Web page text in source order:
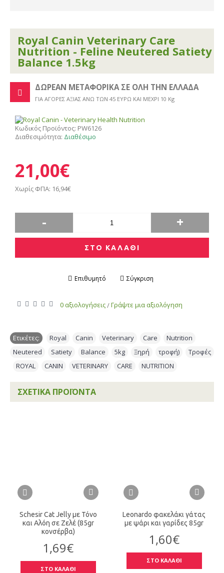
Royal Canin Veterinary Care
Nutrition - Feline Neutered Satiety
Balance 1.5kg
ΔΩΡΕΑΝ ΜΕΤΑΦΟΡΙΚΑ ΣΕ ΟΛΗ ΤΗΝ ΕΛΛΑΔΑ
ΓΙΑ ΑΓΟΡΕΣ ΑΞΙΑΣ ΑΝΩ ΤΩΝ 45 ΕΥΡΩ ΚΑΙ ΜΕΧΡΙ 10 Kg
Κωδικός Προϊόντος: PW6126
Διαθεσιμότητα: Διαθέσιμο
21,00€
Χωρίς ΦΠΑ: 16,94€
- +
ΣΤΟ ΚΑΛΑΘΙ
Επιθυμητό Σύγκριση
0 αξιολογήσεις/Γράψτε μια αξιολόγηση
Ετικέτες: Royal Canin Veterinary Care Nutrition
Neutered
Satiety Balance 5kg Ξηρή τροφή)
Τροφές
ROYAL CANIN VETERINARY CARE NUTRITION
ΣΧΕΤΙΚΆ ΠΡΟΪΌΝΤΑ
Schesir Cat Jelly με Τόνο
και Αλόη σε Ζελέ (85gr
κονσέρβα)
1,69€
ΣΤΟ ΚΑΛΑΘΙ
Leonardo φακελάκι γάτας
με ψάρι και γαρίδες 85gr
1,60€
ΣΤΟ ΚΑΛΑΘΙ